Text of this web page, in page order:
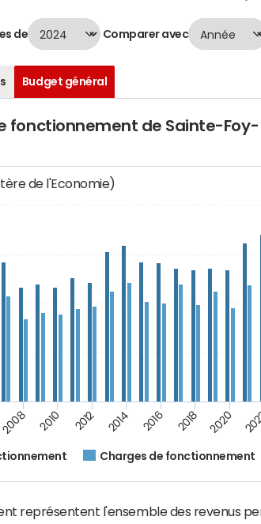
de Comparer avec
Budget général
fonctionnement de Sainte-Foy-
de l'Economie)
Charges de fonctionnement
2008 2010 2012 2014 2016 2018 2020
représentent l'ensemble des revenus